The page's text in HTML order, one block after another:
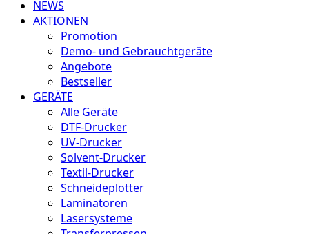
NEWS
AKTIONEN
Promotion
Demo- und Gebrauchtgeräte
Angebote
Bestseller
GERÄTE
Alle Geräte
DTF-Drucker
UV-Drucker
Solvent-Drucker
Textil-Drucker
Schneideplotter
Laminatoren
Lasersysteme